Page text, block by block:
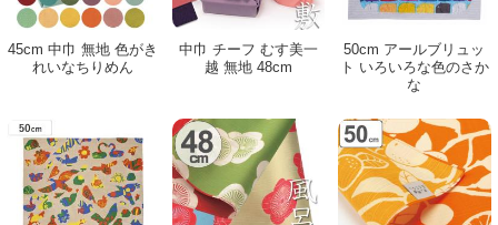
45cm 中巾 無地 色がき
れいなちりめん
中巾 チーフ むす美一
越 無地 48cm
50cm アールブリュッ
ト いろいろな色のさか
な